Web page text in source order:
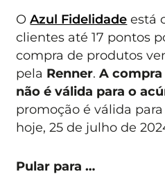
OAzul Fidelidade está
clientes até 17 pontos
compra de produtos
pela Renner.A
não é válida para o
promoção é válida
hoje, 25 de julho de
Pular para …